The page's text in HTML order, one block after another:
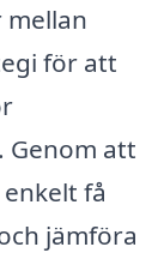
för att
Genom att
få
jämföra